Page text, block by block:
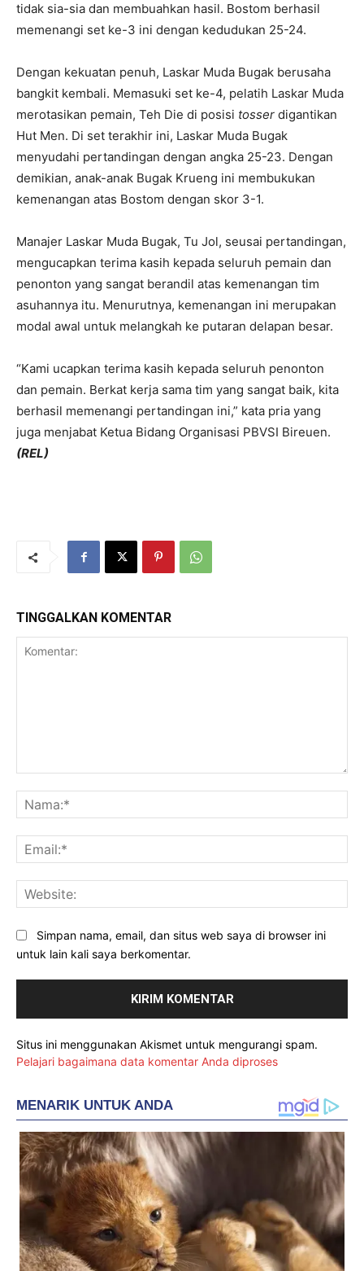
tidak sia-sia dan membuahkan hasil. Bostom berhasil
memenangi set ke-3 ini dengan kedudukan 25-24.
Dengan kekuatan penuh, Laskar Muda Bugak berusaha
bangkit kembali. Memasuki set ke-4, pelatih Laskar Muda
merotasikan pemain, Teh Die di posisi tosser digantikan
Hut Men. Di set terakhir ini, Laskar Muda Bugak
menyudahi pertandingan dengan angka 25-23. Dengan
demikian, anak-anak Bugak Krueng ini membukukan
kemenangan atas Bostom dengan skor 3-1.
Manajer Laskar Muda Bugak, Tu Jol, seusai pertandingan,
mengucapkan terima kasih kepada seluruh pemain dan
penonton yang sangat berandil atas kemenangan tim
asuhannya itu. Menurutnya, kemenangan ini merupakan
modal awal untuk melangkah ke putaran delapan besar.
“Kami ucapkan terima kasih kepada seluruh penonton
dan pemain. Berkat kerja sama tim yang sangat baik, kita
berhasil memenangi pertandingan ini,” kata pria yang
juga menjabat Ketua Bidang Organisasi PBVSI Bireuen.
(REL)
TINGGALKAN KOMENTAR
Simpan nama, email, dan situs web saya di browser ini
untuk lain kali saya berkomentar.
Situs ini menggunakan Akismet untuk mengurangi spam.
Pelajari bagaimana data komentar Anda diproses